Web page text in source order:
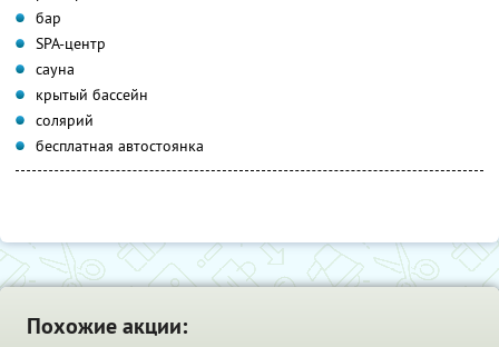
бар
SPA-центр
сауна
крытый бассейн
солярий
бесплатная автостоянка
Похожие акции: